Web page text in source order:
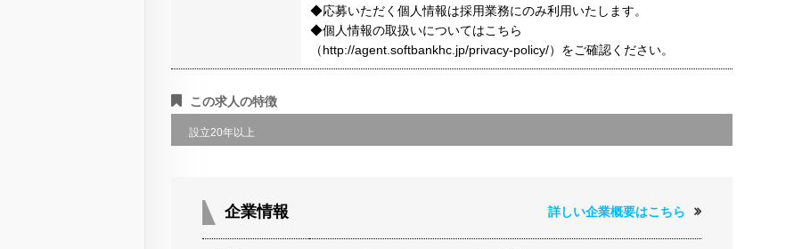
◆応募いただく個人情報は採用業務にのみ利用いたします。
◆個人情報の取扱いについてはこちら
（http://agent.softbankhc.jp/privacy-policy/）をご確認ください。
この求人の特徴
設立20年以上
企業情報 詳しい企業概要はこちら